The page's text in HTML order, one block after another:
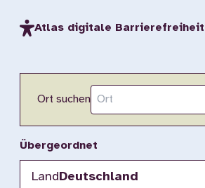
Atlas digitale Barrierefreiheit
Ort suchen
Übergeordnet
LandDeutschland